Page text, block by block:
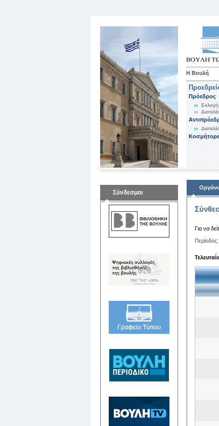
Η Βουλή
Πρόεδρος
Σύνδεσμοι
Για να
Περίοδος: